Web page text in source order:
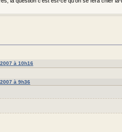
à 10h16
à 9h36